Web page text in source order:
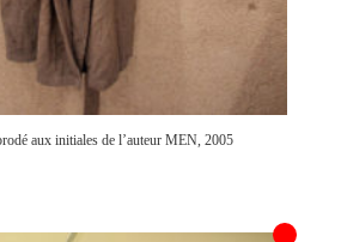
aux initiales de l’auteur MEN, 2005